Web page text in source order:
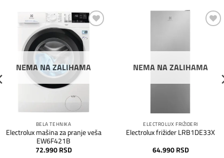
NEMA NA ZALIHAMA
BELA TEHNIKA
Electrolux mašina za pranje veša
EW6F421B
72.990 RSD
NEMA NA ZALIHAMA
ELECTROLUX FRIŽIDERI
Electrolux frižider LRB1DE33X
64.990 RSD